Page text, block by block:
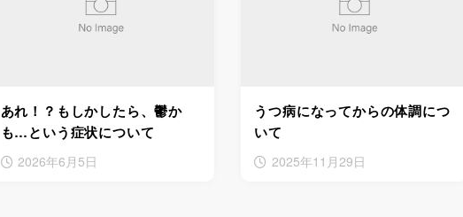
あれ！？もしかしたら、鬱か
も…という症状について
2026年6月5日
うつ病になってからの体調につ
いて
2025年11月29日